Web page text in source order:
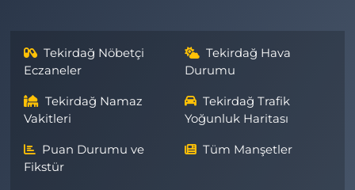
Tekirdağ Nöbetçi
Eczaneler
Tekirdağ Hava
Durumu
Tekirdağ Namaz
Vakitleri
Tekirdağ Trafik
Yoğunluk Haritası
Puan Durumu ve
Fikstür
Tüm Manşetler